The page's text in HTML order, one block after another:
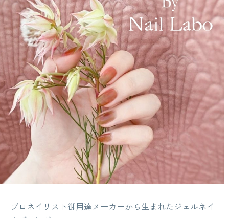
プロネイリスト御用達メーカーから生まれたジェルネイ